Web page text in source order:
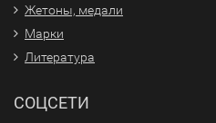
Жетоны, медали
Марки
Литература
СОЦСЕТИ